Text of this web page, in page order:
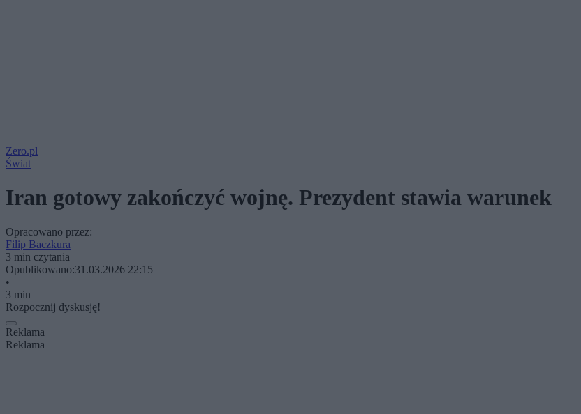
Zero.pl
Świat
Iran gotowy zakończyć wojnę. Prezydent stawia warunek
Opracowano przez:
Filip Baczkura
3 min czytania
Opublikowano:31.03.2026 22:15
•
3 min
Rozpocznij dyskusję!
Reklama
Reklama